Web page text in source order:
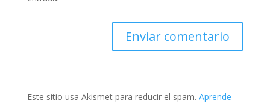
Este sitio usa Akismet para reducir el spam. Aprende